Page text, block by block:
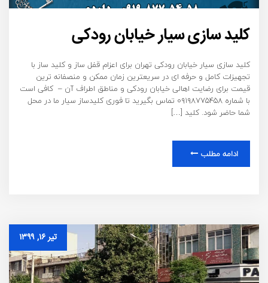
کلید سازی سیار خیابان رودکی
کلید سازی سیار خیابان رودکی تهران برای اعزام قفل ساز و کلید ساز با
تجهیزات کامل و حرفه ای در سریعترین زمان ممکن و منصفانه ترین
قیمت برای رضایت اهالی خیابان رودکی و مناطق اطراف آن – کافی است
با شماره ۰۹۱۹۸۷۷۵۴۵۸ تماس بگیرید تا فوری کلیدساز سیار ما در محل
شما حاضر شود. کلید […]
ادامه مطلب
تیر ۱۶, ۱۳۹۹